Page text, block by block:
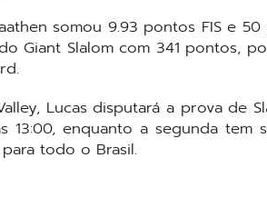
somou 9.93 pontos FIS e
Giant Slalom com 341 pontos,
Lucas disputará a prova de
13:00, enquanto a segunda tem
todo o Brasil.